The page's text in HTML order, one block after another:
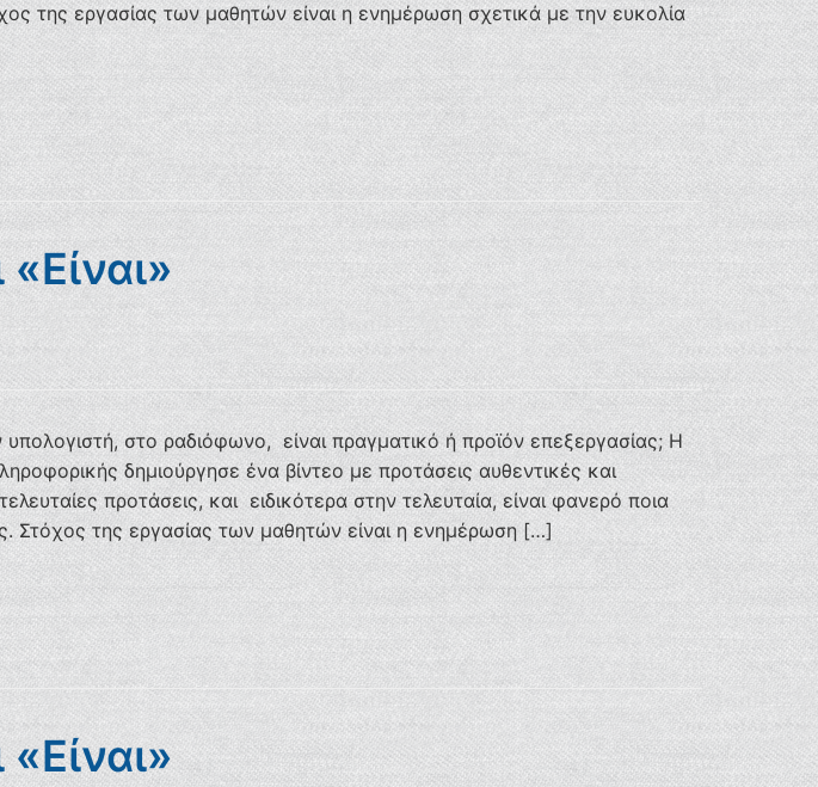
της εργασίας των μαθητών είναι η ενημέρωση σχετικά με την ευκολία
στο ραδιόφωνο, είναι πραγματικό ή προϊόν επεξεργασίας; Η
δημιούργησε ένα βίντεο με προτάσεις αυθεντικές και
προτάσεις, και ειδικότερα στην τελευταία, είναι φανερό ποια
Στόχος της εργασίας των μαθητών είναι η ενημέρωση […]